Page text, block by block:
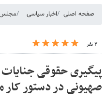
صفحه اصلی اخبار سیاسی
۲ نفر
پیگیری حقوقی جنایات
صهیونی در دستور